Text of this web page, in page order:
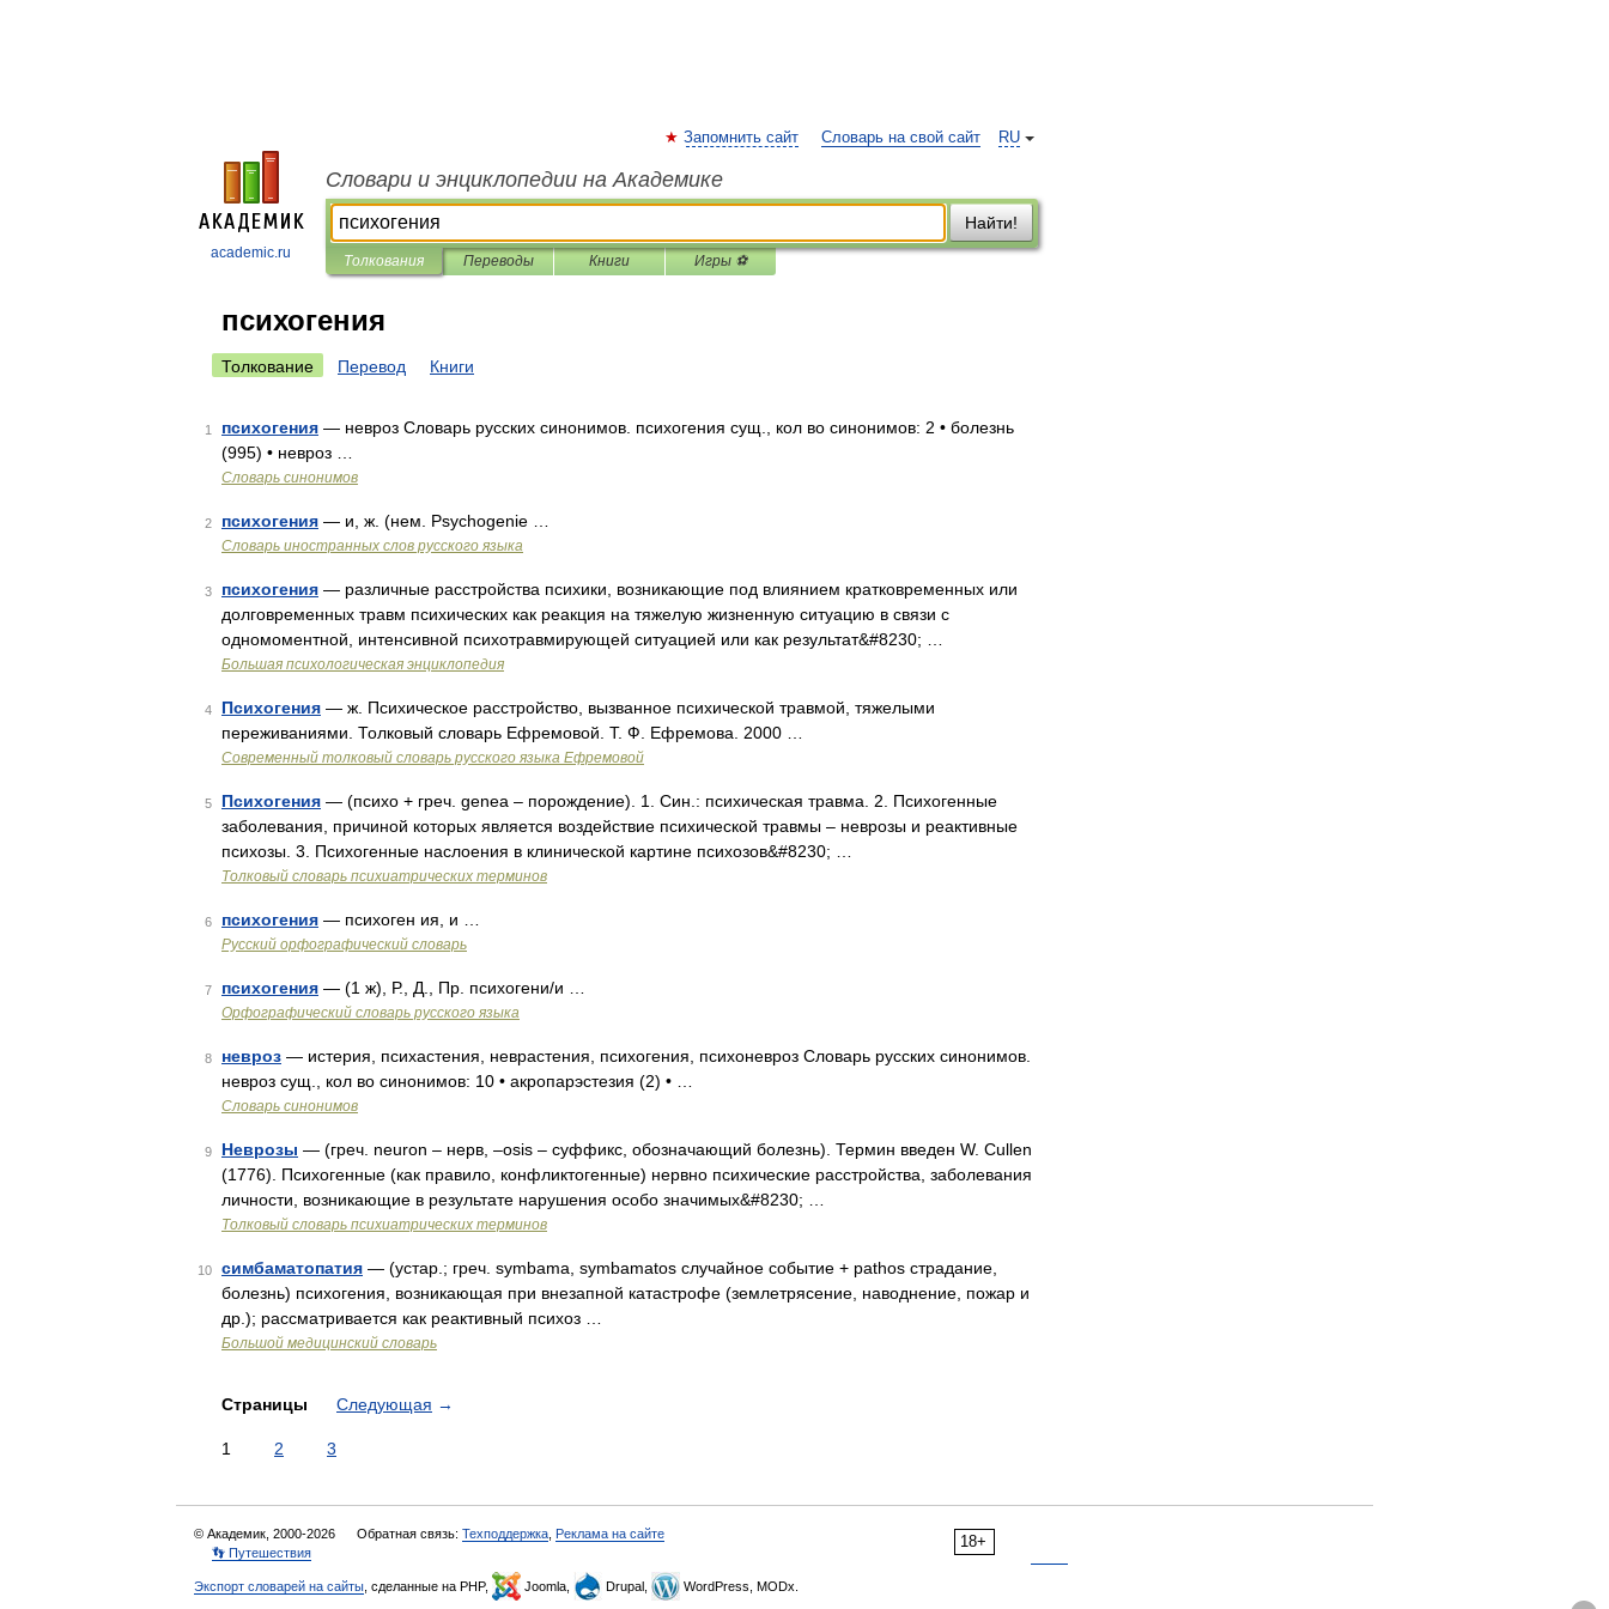
academic.ru
RU
Запомнить сайт Словарь на свой сайт
Словари и энциклопедии на Академике
Найти!
Толкования Переводы Книги Игры ⚽
психогения
Толкование Перевод Книги
1 психогения — невроз Словарь русских синонимов. психогения сущ., кол во синонимов: 2 • болезнь
(995) • невроз …
Словарь синонимов
2 психогения — и, ж. (нем. Psychogenie …
Словарь иностранных слов русского языка
3 психогения — различные расстройства психики, возникающие под влиянием кратковременных или
долговременных травм психических как реакция на тяжелую жизненную ситуацию в связи с
одномоментной, интенсивной психотравмирующей ситуацией или как результат&#8230; …
Большая психологическая энциклопедия
4 Психогения — ж. Психическое расстройство, вызванное психической травмой, тяжелыми
переживаниями. Толковый словарь Ефремовой. Т. Ф. Ефремова. 2000 …
Современный толковый словарь русского языка Ефремовой
5 Психогения — (психо + греч. genea – порождение). 1. Син.: психическая травма. 2. Психогенные
заболевания, причиной которых является воздействие психической травмы – неврозы и реактивные
психозы. 3. Психогенные наслоения в клинической картине психозов&#8230; …
Толковый словарь психиатрических терминов
6 психогения — психоген ия, и …
Русский орфографический словарь
7 психогения — (1 ж), Р., Д., Пр. психогени/и …
Орфографический словарь русского языка
8 невроз — истерия, психастения, неврастения, психогения, психоневроз Словарь русских синонимов.
невроз сущ., кол во синонимов: 10 • акропарэстезия (2) • …
Словарь синонимов
9 Неврозы — (греч. neuron – нерв, –osis – суффикс, обозначающий болезнь). Термин введен W. Cullen
(1776). Психогенные (как правило, конфликтогенные) нервно психические расстройства, заболевания
личности, возникающие в результате нарушения особо значимых&#8230; …
Толковый словарь психиатрических терминов
10 симбаматопатия — (устар.; греч. symbama, symbamatos случайное событие + pathos страдание,
болезнь) психогения, возникающая при внезапной катастрофе (землетрясение, наводнение, пожар и
др.); рассматривается как реактивный психоз …
Большой медицинский словарь
Страницы Следующая →
1 2 3
18+
© Академик, 2000-2026 Обратная связь: Техподдержка Реклама на сайте
👣 Путешествия
Экспорт словарей на сайты , сделанные на PHP, Joomla, Drupal, WordPress, MODx.